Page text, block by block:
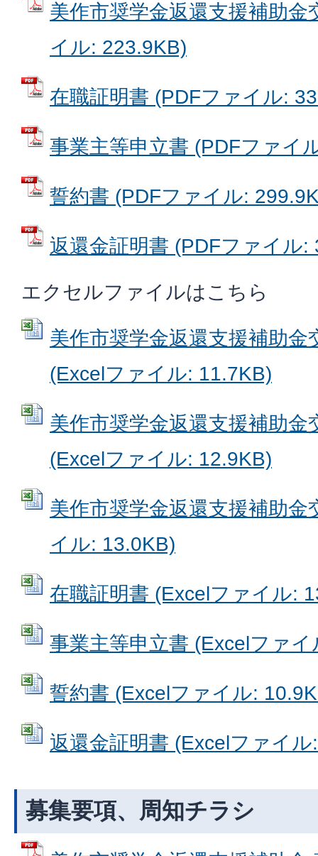
美作市奨学金返還支援補助金
イル: 223.9KB)
在職証明書 (PDFファイル:
事業主等申立書 (PDFファイ
誓約書 (PDFファイル:
返還金証明書 (PDFファイル:
エクセルファイルはこちら
美作市奨学金返還支援補助金
(Excelファイル: 11.7KB)
美作市奨学金返還支援補助金
(Excelファイル: 12.9KB)
美作市奨学金返還支援補助
イル: 13.0KB)
在職証明書 (Excelファイル:
事業主等申立書 (Excelファ
誓約書 (Excelファイル:
返還金証明書 (Excelファイ
募集要項、周知チラシ